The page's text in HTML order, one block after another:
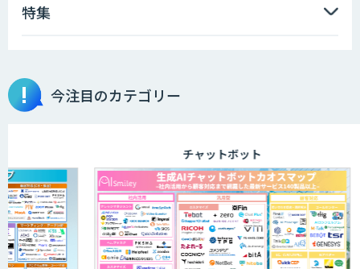
特集
今注目のカテゴリー
チャットボット